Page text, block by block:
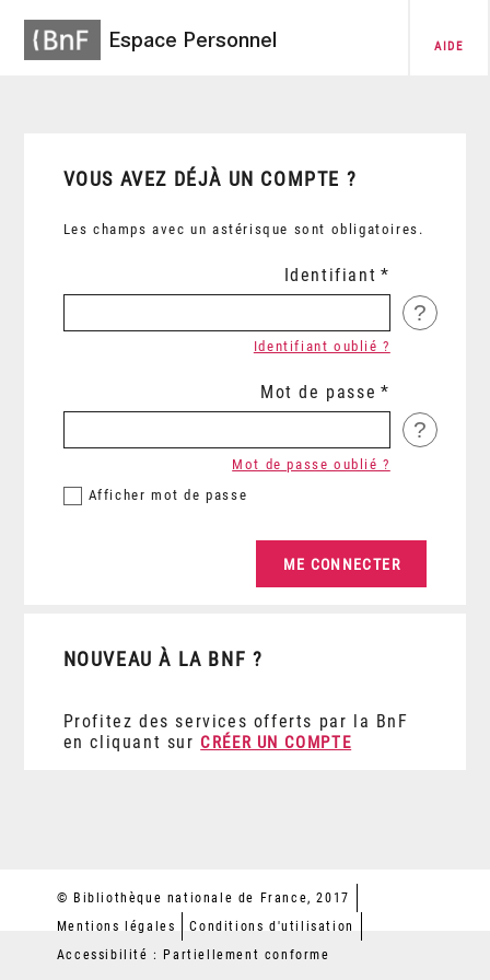
Espace Personnel AIDE
VOUS AVEZ DÉJÀ UN COMPTE ?
Les champs avec un astérisque sont obligatoires.
Identifiant
?
Identifiant oublié ?
Mot de passe
?
Afficher mot de passe
Mot de passe oublié ?
NOUVEAU À LA BNF ?
Profitez des services offerts par la BnF
en cliquant sur CRÉER UN COMPTE
© Bibliothèque nationale de France, 2017
Mentions légales
Conditions d'utilisation
Accessibilité : Partiellement conforme